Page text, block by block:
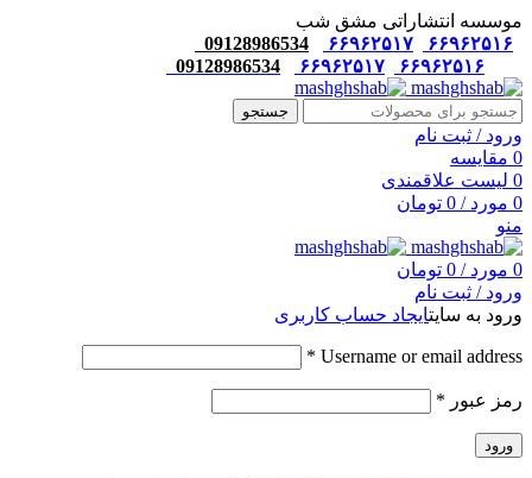
موسسه انتشاراتی مشق شب
۶۶۹۶۲۵۱۶
۶۶۹۶۲۵۱۷
09128986534
۶۶۹۶۲۵۱۶
۶۶۹۶۲۵۱۷ 09128986534
جستجو
ورود / ثبت نام
0 مقایسه
0 لیست علاقمندی
0 مورد /
0 تومان
منو
0 مورد /
0 تومان
ورود / ثبت نام
ورود به سایتایجاد حساب کاربری
Username or email address
*
رمز عبور *
ورود